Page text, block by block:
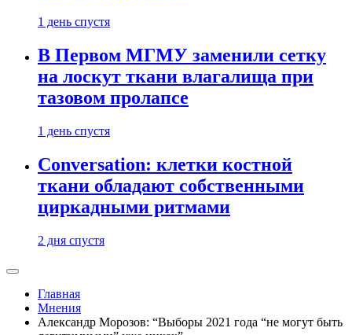
1 день спустя
В Первом МГМУ заменили сетку
на лоскут ткани влагалища при
тазовом пролапсе
1 день спустя
Conversation: клетки костной
ткани обладают собственными
циркадными ритмами
2 дня спустя
Главная
Мнения
Александр Морозов: “Выборы 2021 года “не могут быть